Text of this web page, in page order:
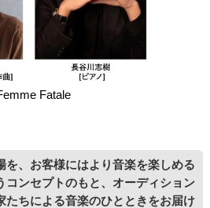
Fatale
を、お客様にはより音楽を楽しめる
コンセプトのもと、オーディション
たちによる音楽のひとときをお届け